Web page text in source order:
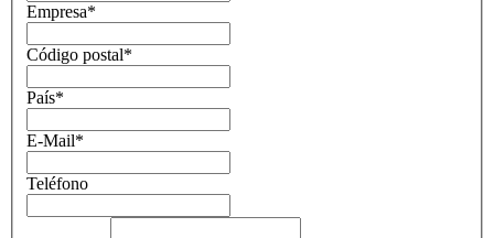
Empresa*
Código postal*
País*
E-Mail*
Teléfono